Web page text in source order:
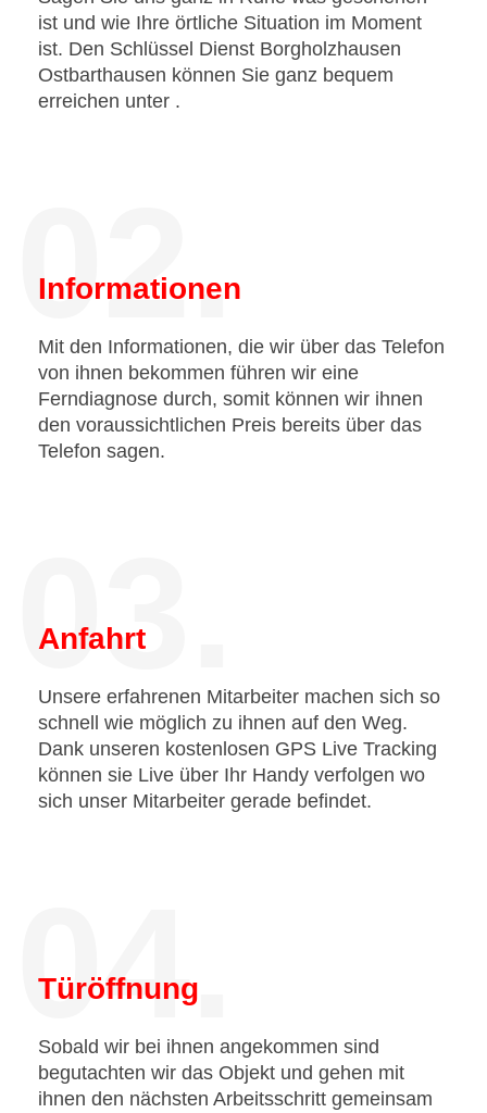
ist und wie Ihre örtliche Situation im Moment
ist. Den Schlüssel Dienst Borgholzhausen
Ostbarthausen können Sie ganz bequem
erreichen unter .
02.
Informationen
Mit den Informationen, die wir über das Telefon
von ihnen bekommen führen wir eine
Ferndiagnose durch, somit können wir ihnen
den voraussichtlichen Preis bereits über das
Telefon sagen.
03.
Anfahrt
Unsere erfahrenen Mitarbeiter machen sich so
schnell wie möglich zu ihnen auf den Weg.
Dank unseren kostenlosen GPS Live Tracking
können sie Live über Ihr Handy verfolgen wo
sich unser Mitarbeiter gerade befindet.
04.
Türöffnung
Sobald wir bei ihnen angekommen sind
begutachten wir das Objekt und gehen mit
ihnen den nächsten Arbeitsschritt gemeinsam